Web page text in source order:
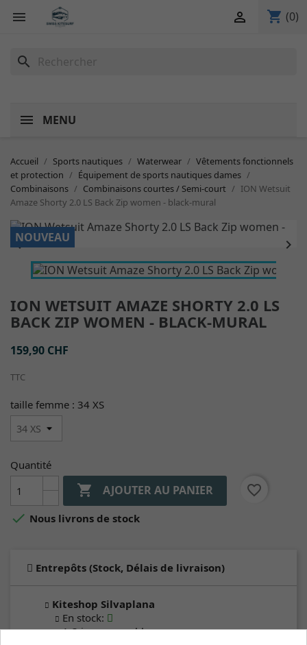
 shopping_cart (0)

search
MENU
Accueil Sports nautiques Waterwear
Vêtements fonctionnels
et protection
Équipement de sports nautiques dames
Combinaisons
Combinaisons courtes / Semi-court
ION Wetsuit
Amaze Shorty 2.0 LS Back Zip women - black-mural
NOUVEAU
 
ION WETSUIT AMAZE SHORTY 2.0 LS
BACK ZIP WOMEN - BLACK-MURAL
159,90 CHF
TTC
taille femme : 34 XS
Quantité
 AJOUTER AU PANIER
favorite_border
 Nous livrons de stock
Entrepôts (Stock, Délais de livraison)
Kiteshop Silvaplana
En stock:
1-3 jours ouvrables